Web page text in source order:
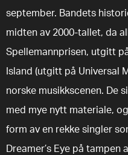
september. Bandets
midten av 2000-tallet, da
Spellemannprisen, utgitt
Island (utgitt på Universal
norske musikkscenen. De
med mye nytt materiale,
form av en rekke singler
Dreamer’s Eye på tampen